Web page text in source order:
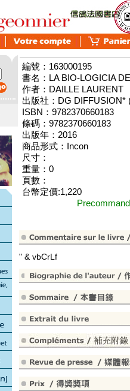
編號：163000195
書名：LA BIO-LOGICIA
作者：DAILLE LAURENT
出版社：DG DIFFUSION*
ISBN：9782370660183
條碼：9782370660183
出版年：2016
商品形式：Incon
尺寸：
重量：0
頁數：
台幣定價:1,220
" & vbCrLf